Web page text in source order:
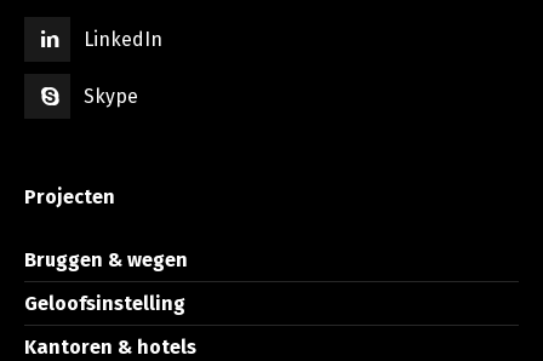
LinkedIn
Skype
Projecten
Bruggen & wegen
Geloofsinstelling
Kantoren & hotels